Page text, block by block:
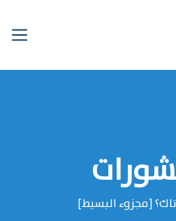
[مجزوء البسيط]